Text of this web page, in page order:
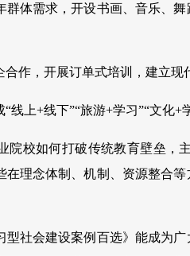
群体需求，开设书画、音乐、
合作，开展订单式培训，建立
“线上+线下”“旅游+学习”“文化
校如何打破传统教育壁垒，
在理念体制、机制、资源整合
会建设案例百选》能成为广